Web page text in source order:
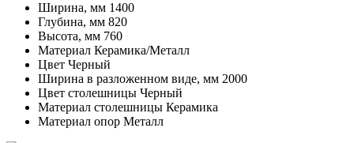
Ширина, мм 1400
Глубина, мм 820
Высота, мм 760
Материал Керамика/Металл
Цвет Черный
Ширина в разложенном виде, мм 2000
Цвет столешницы Черный
Материал столешницы Керамика
Материал опор Металл